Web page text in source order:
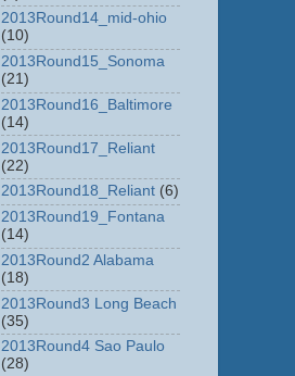
2013Round14_mid-ohio
(10)
2013Round15_Sonoma
(21)
2013Round16_Baltimore
(14)
2013Round17_Reliant
(22)
2013Round18_Reliant (6)
2013Round19_Fontana
(14)
2013Round2 Alabama
(18)
2013Round3 Long Beach
(35)
2013Round4 Sao Paulo
(28)